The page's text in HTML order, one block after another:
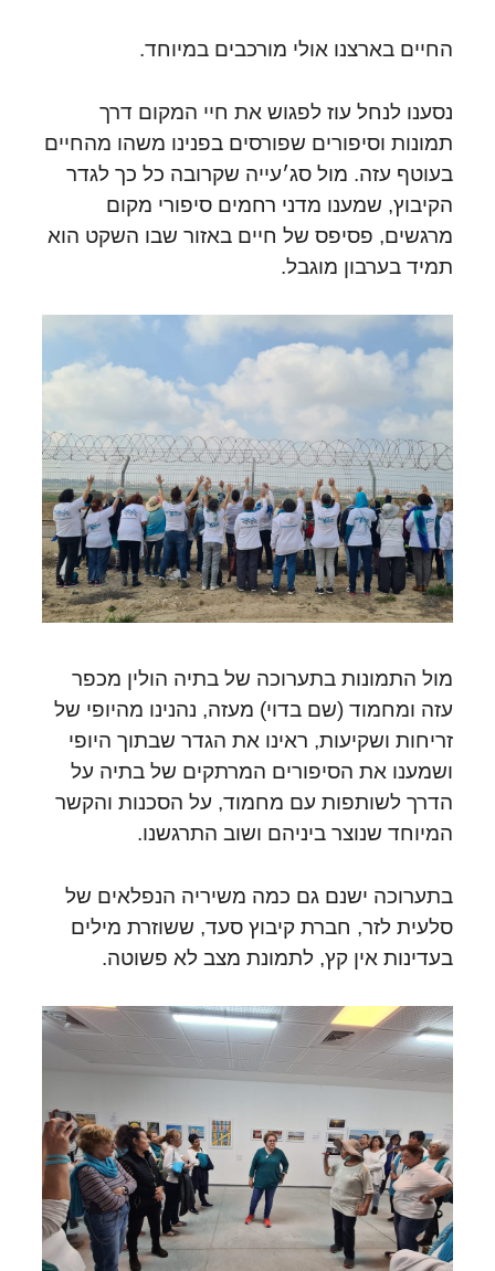
החיים בארצנו אולי מורכבים במיוחד.
נסענו לנחל עוז לפגוש את חיי המקום דרך
תמונות וסיפורים שפורסים בפנינו משהו מהחיים
בעוטף עזה. מול סג׳עייה שקרובה כל כך לגדר
הקיבוץ, שמענו מדני רחמים סיפורי מקום
מרגשים, פסיפס של חיים באזור שבו השקט הוא
תמיד בערבון מוגבל.
מול התמונות בתערוכה של בתיה הולין מכפר
עזה ומחמוד (שם בדוי) מעזה, נהנינו מהיופי של
זריחות ושקיעות, ראינו את הגדר שבתוך היופי
ושמענו את הסיפורים המרתקים של בתיה על
הדרך לשותפות עם מחמוד, על הסכנות והקשר
המיוחד שנוצר ביניהם ושוב התרגשנו.
בתערוכה ישנם גם כמה משיריה הנפלאים של
סלעית לזר, חברת קיבוץ סעד, ששוזרת מילים
בעדינות אין קץ, לתמונת מצב לא פשוטה.